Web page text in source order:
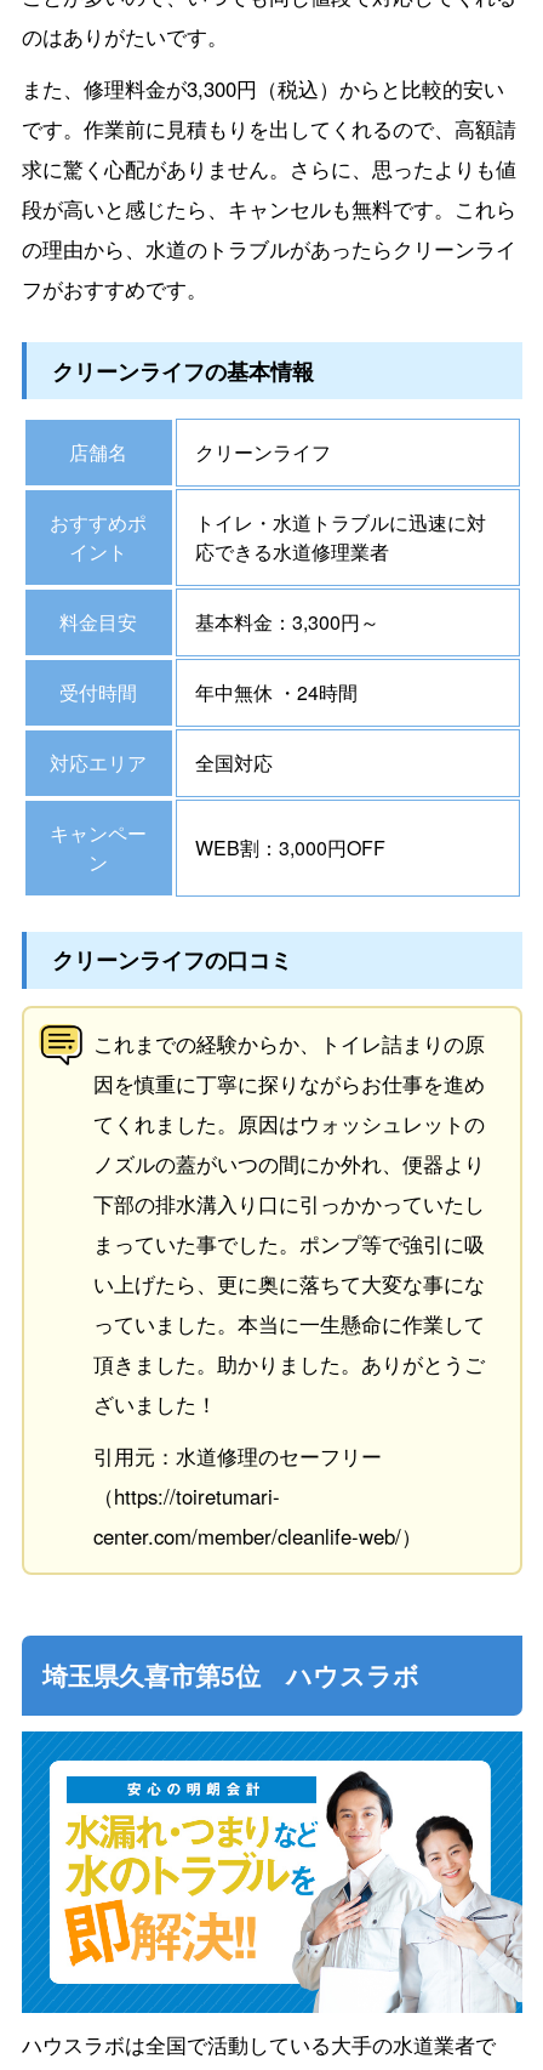
のはありがたいです。
また、修理料金が3,300円（税込）からと比較的安い
です。作業前に見積もりを出してくれるので、高額請
求に驚く心配がありません。さらに、思ったよりも値
段が高いと感じたら、キャンセルも無料です。これら
の理由から、水道のトラブルがあったらクリーンライ
フがおすすめです。
クリーンライフの基本情報
店舗名 クリーンライフ
おすすめポ
イント
トイレ・水道トラブルに迅速に対
応できる水道修理業者
料金目安 基本料金：3,300円～
受付時間 年中無休 ・24時間
対応エリア 全国対応
キャンペー
ン
WEB割：3,000円OFF
クリーンライフの口コミ
これまでの経験からか、トイレ詰まりの原
因を慎重に丁寧に探りながらお仕事を進め
てくれました。原因はウォッシュレットの
ノズルの蓋がいつの間にか外れ、便器より
下部の排水溝入り口に引っかかっていたし
まっていた事でした。ポンプ等で強引に吸
い上げたら、更に奥に落ちて大変な事にな
っていました。本当に一生懸命に作業して
頂きました。助かりました。ありがとうご
ざいました！
引用元：水道修理のセーフリー
（https://toiretumari-
center.com/member/cleanlife-web/）
埼玉県久喜市第5位 ハウスラボ
ハウスラボは全国で活動している大手の水道業者で